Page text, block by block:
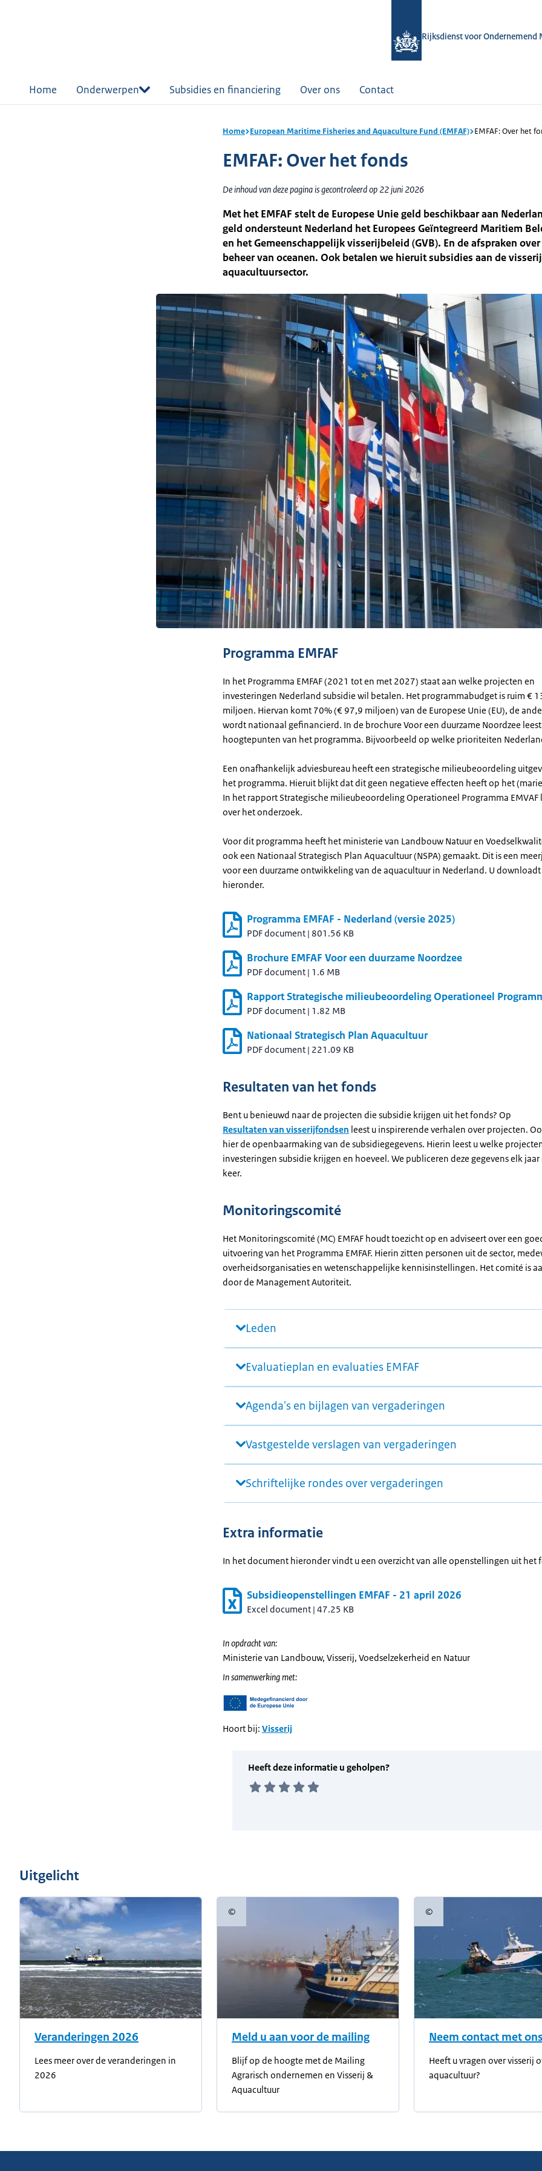
Rijksdienst voor Ondernemend
Home Onderwerpen Subsidies en financiering Over ons Contact
Home European Maritime Fisheries and Aquaculture Fund (EMFAF) EMFAF: Over het
EMFAF: Over het fonds
De inhoud van deze pagina is gecontroleerd op 22 juni 2026
Met het EMFAF stelt de Europese Unie geld beschikbaar aan
geld ondersteunt Nederland het Europees Geïntegreerd Maritiem
en het Gemeenschappelijk visserijbeleid (GVB). En de afspraken
beheer van oceanen. Ook betalen we hieruit subsidies aan de
aquacultuursector.
Programma EMFAF
In het Programma EMFAF (2021 tot en met 2027) staat aan welke projecten en
investeringen Nederland subsidie wil betalen. Het programmabudget is ruim €
miljoen. Hiervan komt 70% (€ 97,9 miljoen) van de Europese Unie (EU), de
wordt nationaal gefinancierd. In de brochure Voor een duurzame Noordzee leest
hoogtepunten van het programma. Bijvoorbeeld op welke prioriteiten
Een onafhankelijk adviesbureau heeft een strategische milieubeoordeling
het programma. Hieruit blijkt dat dit geen negatieve effecten heeft op het
In het rapport Strategische milieubeoordeling Operationeel Programma EMVAF
over het onderzoek.
Voor dit programma heeft het ministerie van Landbouw Natuur en
ook een Nationaal Strategisch Plan Aquacultuur (NSPA) gemaakt. Dit is een
voor een duurzame ontwikkeling van de aquacultuur in Nederland. U downloadt
hieronder.
Programma EMFAF - Nederland (versie 2025)
PDF document | 801.56 KB
Brochure EMFAF Voor een duurzame Noordzee
PDF document | 1.6 MB
Rapport Strategische milieubeoordeling Operationeel
PDF document | 1.82 MB
Nationaal Strategisch Plan Aquacultuur
PDF document | 221.09 KB
Resultaten van het fonds
Bent u benieuwd naar de projecten die subsidie krijgen uit het fonds? Op
Resultaten van visserijfondsen leest u inspirerende verhalen over projecten.
hier de openbaarmaking van de subsidiegegevens. Hierin leest u welke
investeringen subsidie krijgen en hoeveel. We publiceren deze gegevens elk
keer.
Monitoringscomité
Het Monitoringscomité (MC) EMFAF houdt toezicht op en adviseert over een
uitvoering van het Programma EMFAF. Hierin zitten personen uit de sector,
overheidsorganisaties en wetenschappelijke kennisinstellingen. Het comité is
door de Management Autoriteit.
Leden
Evaluatieplan en evaluaties EMFAF
Agenda's en bijlagen van vergaderingen
Vastgestelde verslagen van vergaderingen
Schriftelijke rondes over vergaderingen
Extra informatie
In het document hieronder vindt u een overzicht van alle openstellingen uit het
Subsidieopenstellingen EMFAF - 21 april 2026
Excel document | 47.25 KB
In opdracht van:
Ministerie van Landbouw, Visserij, Voedselzekerheid en Natuur
In samenwerking met:
Hoort bij: Visserij
Uitgelicht
Veranderingen 2026
Lees meer over de veranderingen in
2026
©Copyrightinformatie
Meld u aan voor de mailing
Blijf op de hoogte met de Mailing
Agrarisch ondernemen en Visserij &
Aquacultuur
©Copyrightinformatie
Neem contact met
Heeft u vragen over visserij
aquacultuur?